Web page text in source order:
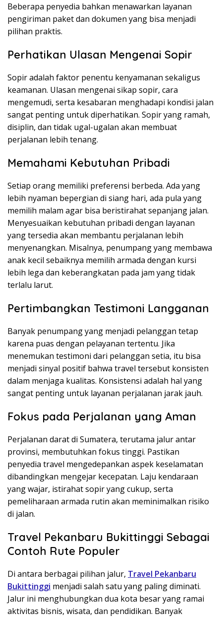
Beberapa penyedia bahkan menawarkan layanan
pengiriman paket dan dokumen yang bisa menjadi
pilihan praktis.
Perhatikan Ulasan Mengenai Sopir
Sopir adalah faktor penentu kenyamanan sekaligus
keamanan. Ulasan mengenai sikap sopir, cara
mengemudi, serta kesabaran menghadapi kondisi jalan
sangat penting untuk diperhatikan. Sopir yang ramah,
disiplin, dan tidak ugal-ugalan akan membuat
perjalanan lebih tenang.
Memahami Kebutuhan Pribadi
Setiap orang memiliki preferensi berbeda. Ada yang
lebih nyaman bepergian di siang hari, ada pula yang
memilih malam agar bisa beristirahat sepanjang jalan.
Menyesuaikan kebutuhan pribadi dengan layanan
yang tersedia akan membantu perjalanan lebih
menyenangkan. Misalnya, penumpang yang membawa
anak kecil sebaiknya memilih armada dengan kursi
lebih lega dan keberangkatan pada jam yang tidak
terlalu larut.
Pertimbangkan Testimoni Langganan
Banyak penumpang yang menjadi pelanggan tetap
karena puas dengan pelayanan tertentu. Jika
menemukan testimoni dari pelanggan setia, itu bisa
menjadi sinyal positif bahwa travel tersebut konsisten
dalam menjaga kualitas. Konsistensi adalah hal yang
sangat penting untuk layanan perjalanan jarak jauh.
Fokus pada Perjalanan yang Aman
Perjalanan darat di Sumatera, terutama jalur antar
provinsi, membutuhkan fokus tinggi. Pastikan
penyedia travel mengedepankan aspek keselamatan
dibandingkan mengejar kecepatan. Laju kendaraan
yang wajar, istirahat sopir yang cukup, serta
pemeliharaan armada rutin akan meminimalkan risiko
di jalan.
Travel Pekanbaru Bukittinggi Sebagai
Contoh Rute Populer
Di antara berbagai pilihan jalur, Travel Pekanbaru
Bukittinggi menjadi salah satu yang paling diminati.
Jalur ini menghubungkan dua kota besar yang ramai
aktivitas bisnis, wisata, dan pendidikan. Banyak